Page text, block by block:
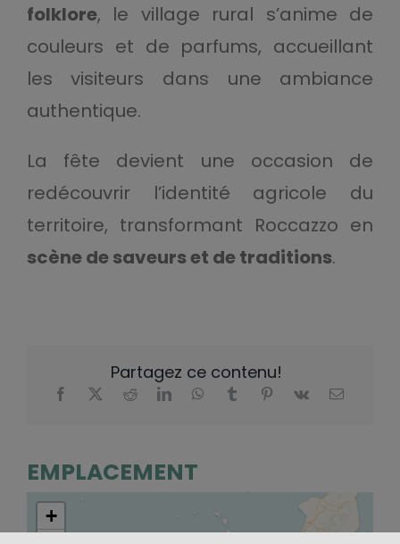
folklore, le village rural s’anime de
couleurs et de parfums, accueillant
les visiteurs dans une ambiance
authentique.
La fête devient une occasion de
redécouvrir l’identité agricole du
territoire, transformant Roccazzo en
scène de saveurs et de traditions.
Partagez ce contenu!
EMPLACEMENT
+